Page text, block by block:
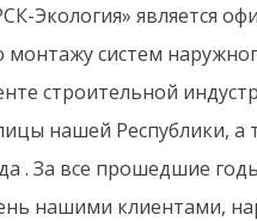
Экология» является
систем
строительной
нашей Республики, а
. За все прошедшие
нашими клиентами,